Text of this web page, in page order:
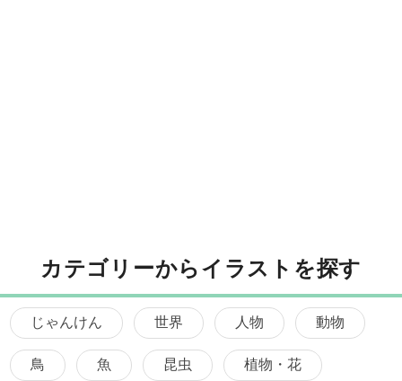
カテゴリーからイラストを探す
じゃんけん 世界 人物 動物
鳥 魚 昆虫 植物・花